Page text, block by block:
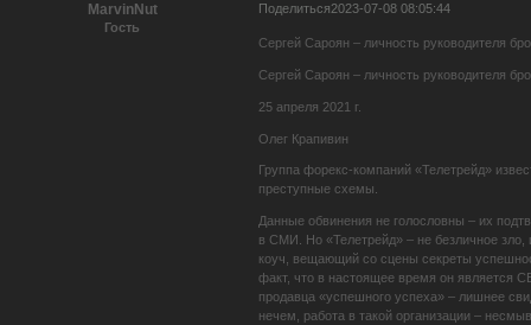
Поделиться2023-07-08 08:05:44
MarvinNut
Гость
Сергей Сароян – личность руководителя
Сергей Сароян – личность руководителя
25 апреля 2021 г.
Олег Крапивин
Группа форекс-компаний «Телетрейд»
преступные схемы.
Данные обвинения не голословны – их
в СМИ. Но «Телетрейд» – не безличное зло,
коуч, вещающий со сцены секреты
факт, что в настоящее время он является
продавца «успешного успеха» – лишнее
нечем, работа в такой организации –